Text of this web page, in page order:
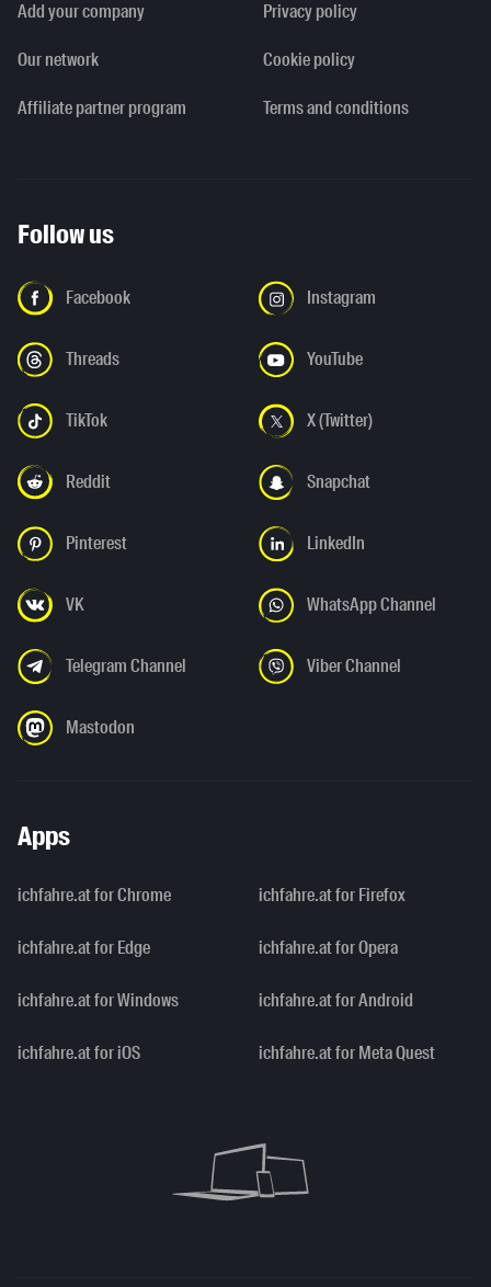
Add your company
Our network
Affiliate partner program
Privacy policy
Cookie policy
Terms and conditions
Follow us
Facebook Instagram
Threads YouTube
TikTok X (Twitter)
Reddit Snapchat
Pinterest LinkedIn
VK WhatsApp Channel
Telegram Channel Viber Channel
Mastodon
Apps
ichfahre.at for Chrome ichfahre.at for Firefox
ichfahre.at for Edge ichfahre.at for Opera
ichfahre.at for Windows ichfahre.at for Android
ichfahre.at for iOS ichfahre.at for Meta Quest